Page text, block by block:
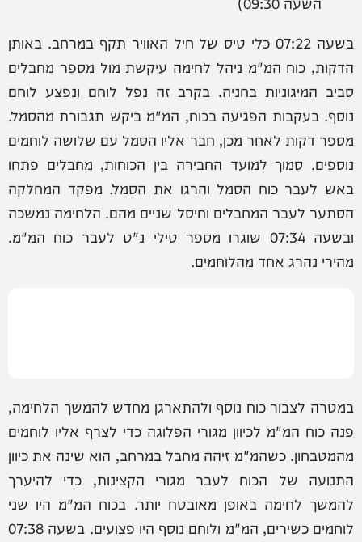
בשעה 07:22 כלי טיס של חיל האוויר תקף במרחב. באותן
הדקות, כוח המ"מ ניהל לחימה עיקשת מול מספר מחבלים
סביב המיגוניות בחניה. בקרב זה נפל לוחם ונפצע לוחם
נוסף. בעקבות הפגיעה בכוח, המ"מ ביקש תגבורת מהסמל.
מספר דקות לאחר מכן, חבר אליו הסמל עם שלושה לוחמים
נוספים. סמוך למועד החבירה בין הכוחות, מחבלים פתחו
באש לעבר כוח הסמל והרגו את הסמל. מפקד המחלקה
הסתער לעבר המחבלים וחיסל שניים מהם. הלחימה נמשכה
ובשעה 07:34 שוגרו מספר טילי נ"ט לעבר כוח המ"מ.
מהירי נהרג אחד מהלוחמים.
במטרה לצבור כוח נוסף ולהתארגן מחדש להמשך הלחימה,
פנה כוח המ"מ לכיוון מגורי הפלוגה כדי לצרף אליו לוחמים
מהמטבחון. כשהמ"מ זיהה מחבל במרחב, הוא שינה את כיוון
התנועה של הכוח לעבר מגורי הקצינות, כדי להיערך
להמשך לחימה באופן מאובטח יותר. בכוח המ"מ היו שני
לוחמים כשירים, המ"מ ולוחם נוסף היו פצועים. בשעה 07:38